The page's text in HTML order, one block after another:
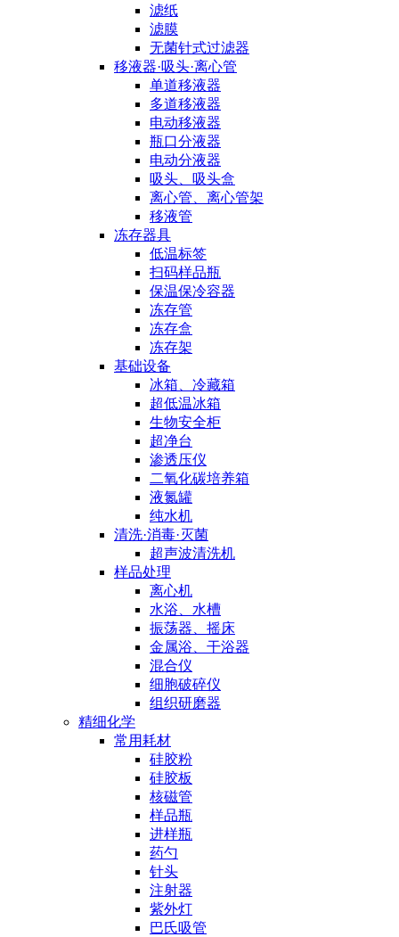
滤纸
滤膜
无菌针式过滤器
移液器·吸头·离心管
单道移液器
多道移液器
电动移液器
瓶口分液器
电动分液器
吸头、吸头盒
离心管、离心管架
移液管
冻存器具
低温标签
扫码样品瓶
保温保冷容器
冻存管
冻存盒
冻存架
基础设备
冰箱、冷藏箱
超低温冰箱
生物安全柜
超净台
渗透压仪
二氧化碳培养箱
液氮罐
纯水机
清洗·消毒·灭菌
超声波清洗机
样品处理
离心机
水浴、水槽
振荡器、摇床
金属浴、干浴器
混合仪
细胞破碎仪
组织研磨器
精细化学
常用耗材
硅胶粉
硅胶板
核磁管
样品瓶
进样瓶
药勺
针头
注射器
紫外灯
巴氏吸管